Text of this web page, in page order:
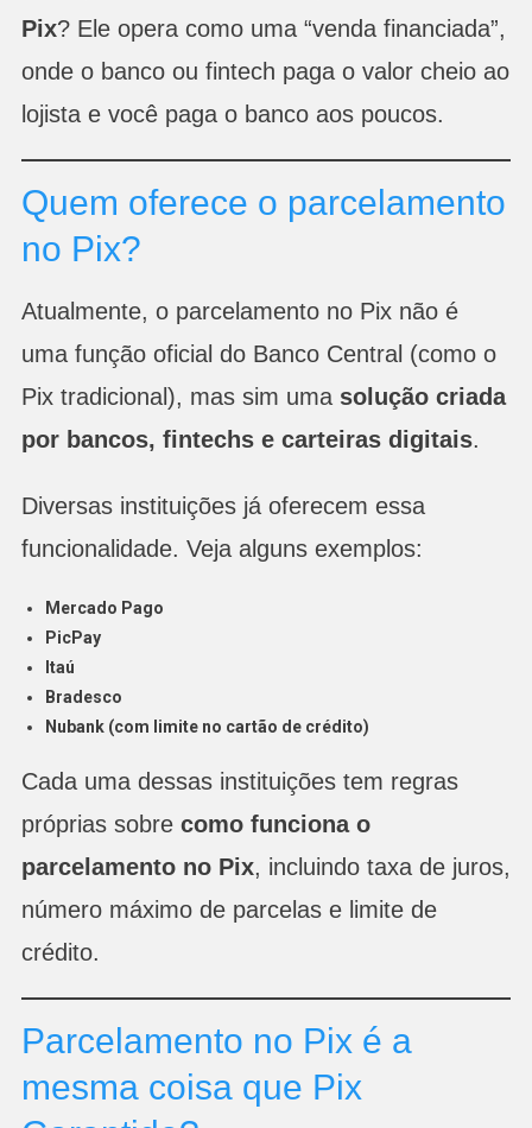
Pix? Ele opera como uma “venda financiada”,
onde o banco ou fintech paga o valor cheio ao
lojista e você paga o banco aos poucos.
Quem oferece o parcelamento
no Pix?
Atualmente, o parcelamento no Pix não é
uma função oficial do Banco Central (como o
Pix tradicional), mas sim uma solução criada
por bancos, fintechs e carteiras digitais.
Diversas instituições já oferecem essa
funcionalidade. Veja alguns exemplos:
Mercado Pago
PicPay
Itaú
Bradesco
Nubank (com limite no cartão de crédito)
Cada uma dessas instituições tem regras
próprias sobre como funciona o
parcelamento no Pix, incluindo taxa de juros,
número máximo de parcelas e limite de
crédito.
Parcelamento no Pix é a
mesma coisa que Pix